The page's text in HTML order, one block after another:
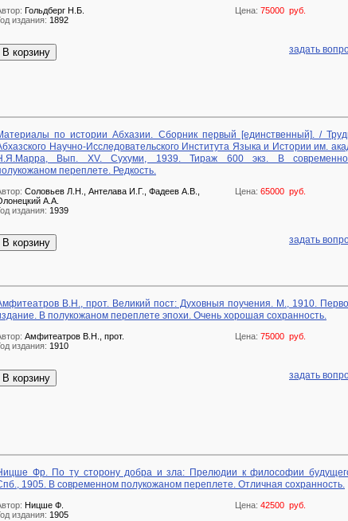
Цена: 75000 руб.
Гольдберг Н.Б.
издания: 1892
В корзину задать
по истории Абхазии. Сборник первый [единственный]. /
Научно-Исследовательского Института Языка и Истории им.
Вып. XV. Сухуми, 1939. Тираж 600 экз. В
переплете. Редкость.
Цена: 65000 руб.
Соловьев Л.Н., Антелава И.Г., Фадеев А.В.,
А.А.
издания: 1939
В корзину задать
В.Н., прот. Великий пост: Духовныя поучения. М., 1910.
В полукожаном переплете эпохи. Очень хорошая сохранность.
Цена: 75000 руб.
Амфитеатров В.Н., прот.
издания: 1910
В корзину задать
Фр. По ту сторону добра и зла: Прелюдии к философии
1905. В современном полукожаном переплете. Отличная сохранность.
Цена: 42500 руб.
Ницше Ф.
издания: 1905